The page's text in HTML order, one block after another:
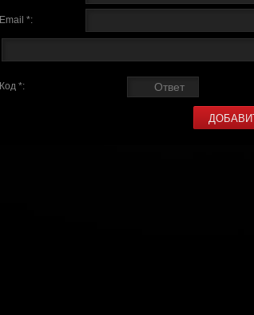
Email *:
Код *: